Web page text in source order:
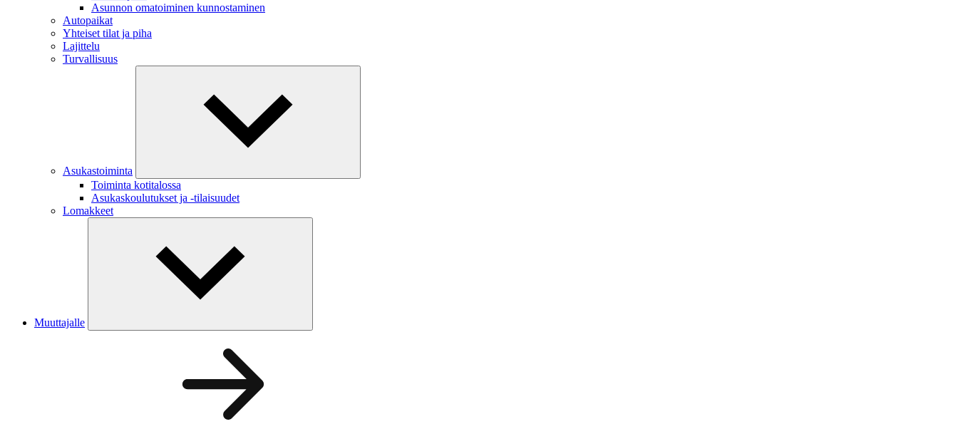
Asunnon omatoiminen kunnostaminen
Autopaikat
Yhteiset tilat ja piha
Lajittelu
Turvallisuus
Asukastoiminta
Toiminta kotitalossa
Asukaskoulutukset ja -tilaisuudet
Lomakkeet
Muuttajalle